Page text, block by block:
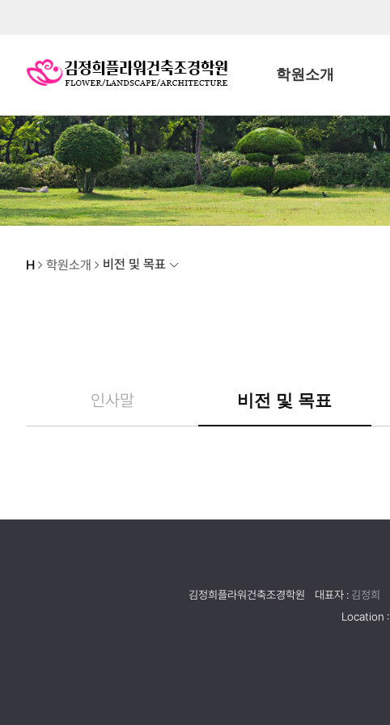
학원소개
H 학원소개 비전 및 목표
인사말 비전 및 목표
김정희플라워건축조경학원 대표자 : 김정희
Location :